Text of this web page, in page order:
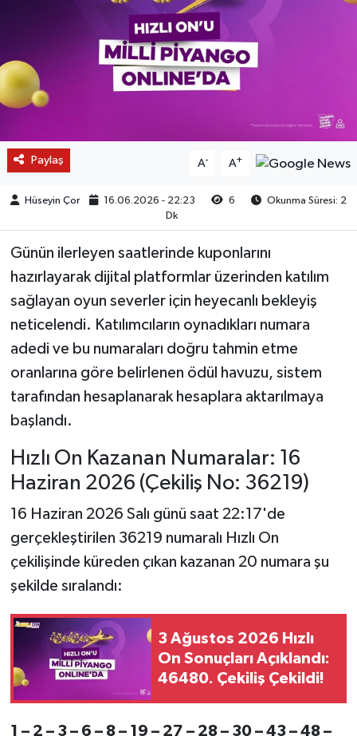
Paylaş A- A+
Hüseyin Çor 16.06.2026 - 22:23 6
Okunma Süresi: 2
Dk
Günün ilerleyen saatlerinde kuponlarını
hazırlayarak dijital platformlar üzerinden katılım
sağlayan oyun severler için heyecanlı bekleyiş
neticelendi. Katılımcıların oynadıkları numara
adedi ve bu numaraları doğru tahmin etme
oranlarına göre belirlenen ödül havuzu, sistem
tarafından hesaplanarak hesaplara aktarılmaya
başlandı.
Hızlı On Kazanan Numaralar: 16
Haziran 2026 (Çekiliş No: 36219)
16 Haziran 2026 Salı günü saat 22:17'de
gerçekleştirilen 36219 numaralı Hızlı On
çekilişinde küreden çıkan kazanan 20 numara şu
şekilde sıralandı:
3 Ağustos 2026 Hızlı
On Sonuçları Açıklandı:
46480. Çekiliş Çekildi!
1 – 2 – 3 – 6 – 8 – 19 – 27 – 28 – 30 – 43 – 48 –